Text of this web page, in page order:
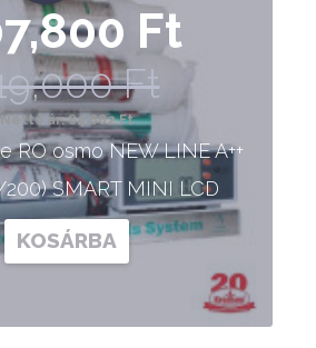
Ft
Ft
Nettó ár: 84,882 Ft
RO osmo NEW LINE A++
SMART MINI LCD
KOSÁRBA